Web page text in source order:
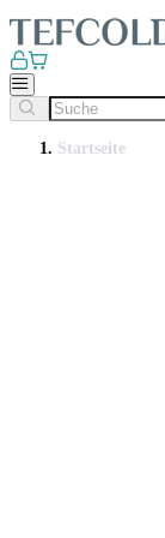
Startseite